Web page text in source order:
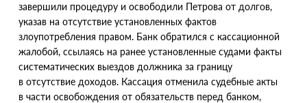
завершили процедуру и освободили Петрова от долгов,
указав на отсутствие установленных фактов
злоупотребления правом. Банк обратился с кассационной
жалобой, ссылаясь на ранее установленные судами факты
систематических выездов должника за границу
в отсутствие доходов. Кассация отменила судебные акты
в части освобождения от обязательств перед банком,